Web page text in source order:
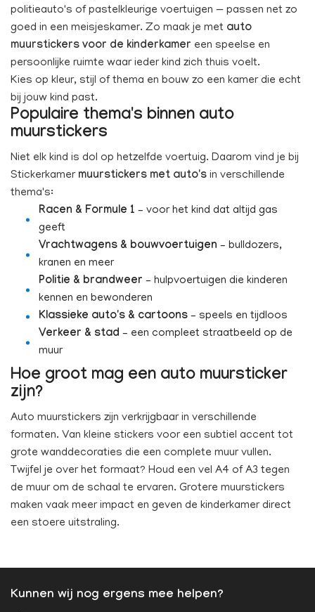
politieauto's of pastelkleurige voertuigen — passen net zo
goed in een meisjeskamer. Zo maak je met auto
muurstickers voor de kinderkamer een speelse en
persoonlijke ruimte waar ieder kind zich thuis voelt.
Kies op kleur, stijl of thema en bouw zo een kamer die echt
bij jouw kind past.
Populaire thema's binnen auto
muurstickers
Niet elk kind is dol op hetzelfde voertuig. Daarom vind je bij
Stickerkamer muurstickers met auto's in verschillende
thema's:
Racen & Formule 1 – voor het kind dat altijd gas
geeft
Vrachtwagens & bouwvoertuigen – bulldozers,
kranen en meer
Politie & brandweer – hulpvoertuigen die kinderen
kennen en bewonderen
Klassieke auto's & cartoons – speels en tijdloos
Verkeer & stad – een compleet straatbeeld op de
muur
Hoe groot mag een auto muursticker
zijn?
Auto muurstickers zijn verkrijgbaar in verschillende
formaten. Van kleine stickers voor een subtiel accent tot
grote wanddecoraties die een complete muur vullen.
Twijfel je over het formaat? Houd een vel A4 of A3 tegen
de muur om de schaal te ervaren. Grotere muurstickers
maken vaak meer impact en geven de kinderkamer direct
een stoere uitstraling.
Kunnen wij nog ergens mee helpen?